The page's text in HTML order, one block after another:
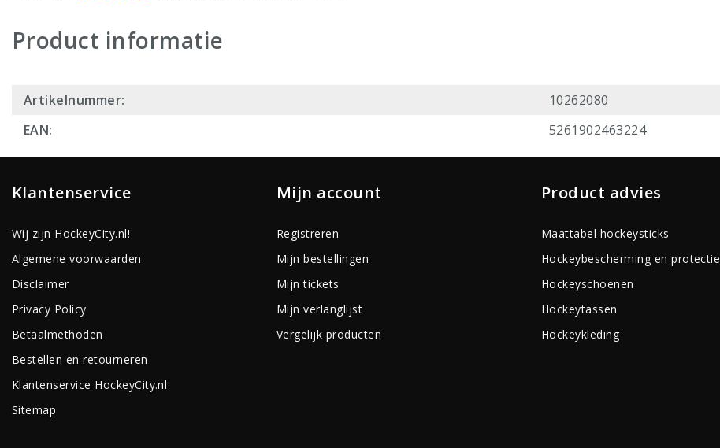
Product informatie
Artikelnummer:
10262080
EAN:
5261902463224
Klantenservice
Wij zijn HockeyCity.nl!
Algemene voorwaarden
Disclaimer
Privacy Policy
Betaalmethoden
Bestellen en retourneren
Klantenservice HockeyCity.nl
Sitemap
Mijn account
Registreren
Mijn bestellingen
Mijn tickets
Mijn verlanglijst
Vergelijk producten
Product advies
Maattabel hockeysticks
Hockeybescherming en protectie
Hockeyschoenen
Hockeytassen
Hockeykleding